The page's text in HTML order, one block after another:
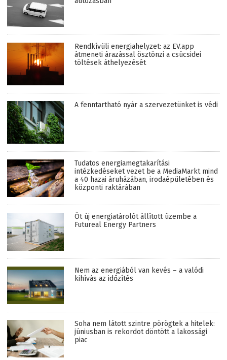
Rendkívüli energiahelyzet: az EV.app
átmeneti árazással ösztönzi a csúcsidei
töltések áthelyezését
A fenntartható nyár a szervezetünket is védi
Tudatos energiamegtakarítási
intézkedéseket vezet be a MediaMarkt mind
a 40 hazai áruházában, irodaépületében és
központi raktárában
Öt új energiatárolót állított üzembe a
Futureal Energy Partners
Nem az energiából van kevés – a valódi
kihívás az időzítés
Soha nem látott szintre pörögtek a hitelek:
júniusban is rekordot döntött a lakossági
piac